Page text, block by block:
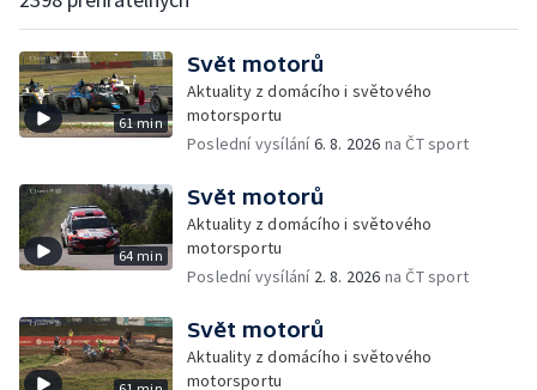
61 min
Svět motorů
Aktuality z domácího i světového
motorsportu
Poslední vysílání6. 8. 2026 na ČT sport
64 min
Svět motorů
Aktuality z domácího i světového
motorsportu
Poslední vysílání 2. 8. 2026 na ČT sport
Svět motorů
Aktuality z domácího i světového
motorsportu